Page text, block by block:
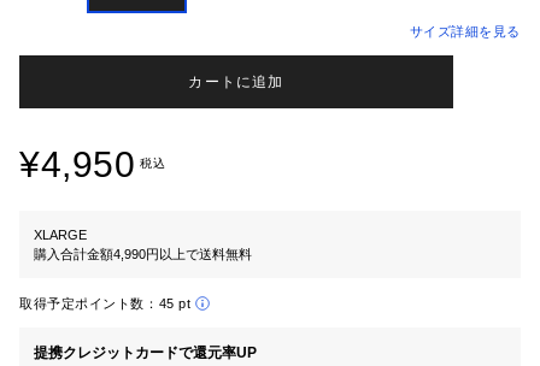
サイズ詳細を見る
カートに追加
¥4,950 税込
XLARGE
購入合計金額4,990円以上で送料無料
取得予定ポイント数： 45 pt
提携クレジットカードで還元率UP